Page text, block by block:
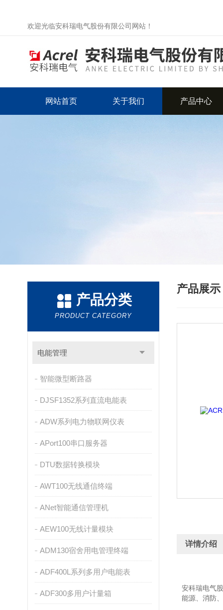
欢迎光临安科瑞电气股份有限公司网站！
网站首页 关于我们 产品中心
产品分类
PRODUCT CATEGORY
电能管理
智能微型断路器
DJSF1352系列直流电能表
ADW系列电力物联网仪表
APort100串口服务器
DTU数据转换模块
AWT100无线通信终端
ANet智能通信管理机
AEW100无线计量模块
ADM130宿舍用电管理终端
ADF400L系列多用户电能表
ADF300多用户计量箱
产品展示
详情介绍
安科瑞电气
能源、消防